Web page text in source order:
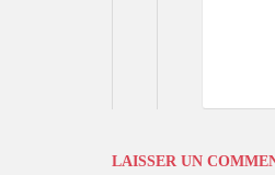
LAISSER UN